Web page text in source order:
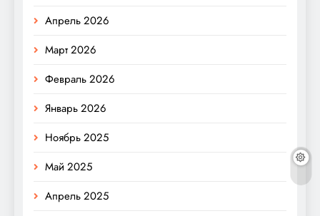
Апрель 2026
Март 2026
Февраль 2026
Январь 2026
Ноябрь 2025
Май 2025
Апрель 2025